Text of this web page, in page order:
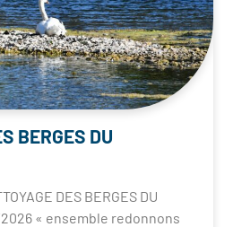
BERGES DU
DES BERGES DU
« ensemble redonnons